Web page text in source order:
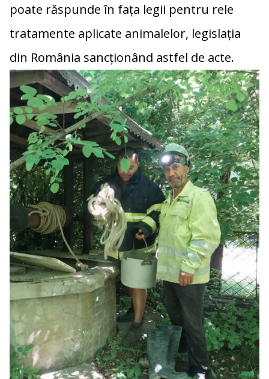
poate răspunde în fața legii pentru rele
tratamente aplicate animalelor, legislația
din România sancționând astfel de acte.